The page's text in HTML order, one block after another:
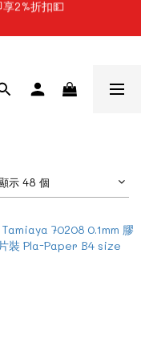
運費📦📦
運費📦📦
享2%折扣💵
示 48 個